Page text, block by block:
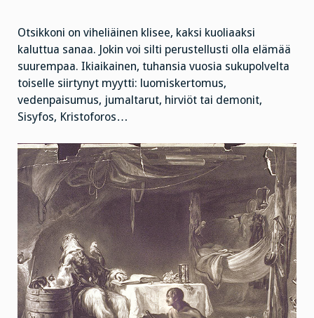
Otsikkoni on viheliäinen klisee, kaksi kuoliaaksi
kaluttua sanaa. Jokin voi silti perustellusti olla elämää
suurempaa. Ikiaikainen, tuhansia vuosia sukupolvelta
toiselle siirtynyt myytti: luomiskertomus,
vedenpaisumus, jumaltarut, hirviöt tai demonit,
Sisyfos, Kristoforos…